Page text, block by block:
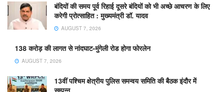
बंदियों की समय पूर्व रिहाई दूसरे बंदियों को भी अच्छे आचरण के लिए
करेगी प्रोत्साहित : मुख्यमंत्री डॉ. यादव
AUGUST 7, 2026
138 करोड़ की लागत से नांदघाट-मुंगेली रोड होगा फोरलेन
AUGUST 7, 2026
13वीं पश्चिम क्षेत्रीय पुलिस समन्वय समिति की बैठक इंदौर में
सम्पन्न